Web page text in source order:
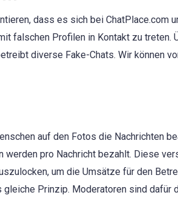
dass es sich bei ChatPlace.com
falschen Profilen in Kontakt zu treten.
diverse Fake-Chats. Wir können
auf den Fotos die Nachrichten
pro Nachricht bezahlt. Diese
um die Umsätze für den
Prinzip. Moderatoren sind dafür